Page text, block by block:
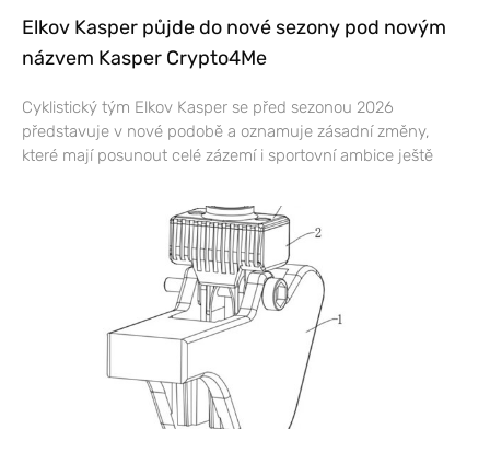
Elkov Kasper půjde do nové sezony pod novým
názvem Kasper Crypto4Me
Cyklistický tým Elkov Kasper se před sezonou 2026
představuje v nové podobě a oznamuje zásadní změny,
které mají posunout celé zázemí i sportovní ambice ještě